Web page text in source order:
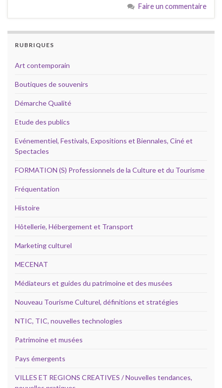
Faire un commentaire
RUBRIQUES
Art contemporain
Boutiques de souvenirs
Démarche Qualité
Etude des publics
Evénementiel, Festivals, Expositions et Biennales, Ciné et
Spectacles
FORMATION (S) Professionnels de la Culture et du Tourisme
Fréquentation
Histoire
Hôtellerie, Hébergement et Transport
Marketing culturel
MECENAT
Médiateurs et guides du patrimoine et des musées
Nouveau Tourisme Culturel, définitions et stratégies
NTIC, TIC, nouvelles technologies
Patrimoine et musées
Pays émergents
VILLES ET REGIONS CREATIVES / Nouvelles tendances,